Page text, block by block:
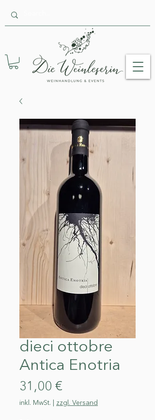
dieci ottobre
Antica Enotria
31,00 €
inkl. MwSt. zzgl. Versand